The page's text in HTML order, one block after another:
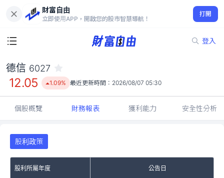
財富自由
立即使用APP，開啟您的股市智慧導航！
打開
登入
12.05
1.09%
德信 6027
12.05 1.09% 最近更新時間： 2026/08/07 05:30
個股概覽 財務報表 獲利能力 安全性分析
股利政策
股利所屬年度 公告日